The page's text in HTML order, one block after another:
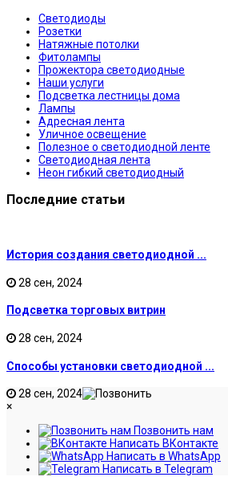
Светодиоды
Розетки
Натяжные потолки
Фитолампы
Прожектора светодиодные
Наши услуги
Подсветка лестницы дома
Лампы
Адресная лента
Уличное освещение
Полезное о светодиодной ленте
Светодиодная лента
Неон гибкий светодиодный
Последние статьи
История создания светодиодной ...
28 сен, 2024
Подсветка торговых витрин
28 сен, 2024
Способы установки светодиодной ...
28 сен, 2024
×
Позвонить нам
Написать ВКонтакте
Написать в WhatsApp
Написать в Telegram